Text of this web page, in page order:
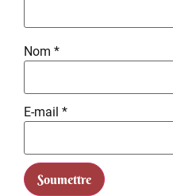
Nom *
E-mail *